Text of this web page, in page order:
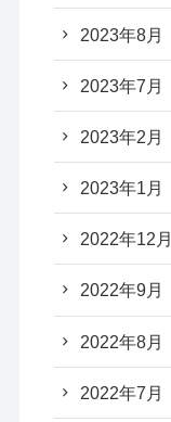
2023年8月
2023年7月
2023年2月
2023年1月
2022年12月
2022年9月
2022年8月
2022年7月